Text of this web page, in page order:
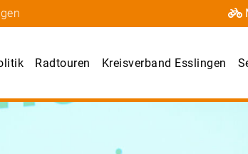
Radtouren Kreisverband Esslingen